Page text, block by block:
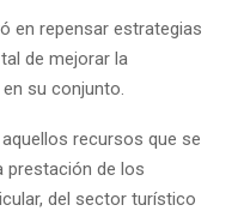
en repensar estrategias
de mejorar la
su conjunto.
recursos que se
prestación de los
del sector turístico